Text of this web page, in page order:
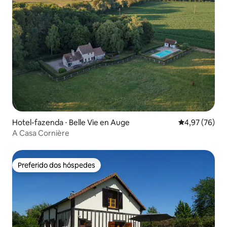
Hotel-fazenda ⋅ Belle Vie en Auge 4,97 de uma
4,97 (76)
A Casa Cornière
Preferido dos hóspedes
Preferido dos hóspedes